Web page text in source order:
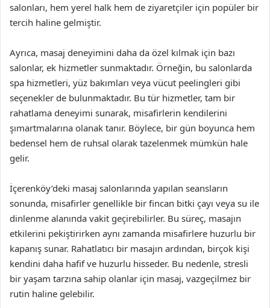
salonları, hem yerel halk hem de ziyaretçiler için popüler bir
tercih haline gelmiştir.
Ayrıca, masaj deneyimini daha da özel kılmak için bazı
salonlar, ek hizmetler sunmaktadır. Örneğin, bu salonlarda
spa hizmetleri, yüz bakımları veya vücut peelingleri gibi
seçenekler de bulunmaktadır. Bu tür hizmetler, tam bir
rahatlama deneyimi sunarak, misafirlerin kendilerini
şımartmalarına olanak tanır. Böylece, bir gün boyunca hem
bedensel hem de ruhsal olarak tazelenmek mümkün hale
gelir.
İçerenköy’deki masaj salonlarında yapılan seansların
sonunda, misafirler genellikle bir fincan bitki çayı veya su ile
dinlenme alanında vakit geçirebilirler. Bu süreç, masajın
etkilerini pekiştirirken aynı zamanda misafirlere huzurlu bir
kapanış sunar. Rahatlatıcı bir masajın ardından, birçok kişi
kendini daha hafif ve huzurlu hisseder. Bu nedenle, stresli
bir yaşam tarzına sahip olanlar için masaj, vazgeçilmez bir
rutin haline gelebilir.